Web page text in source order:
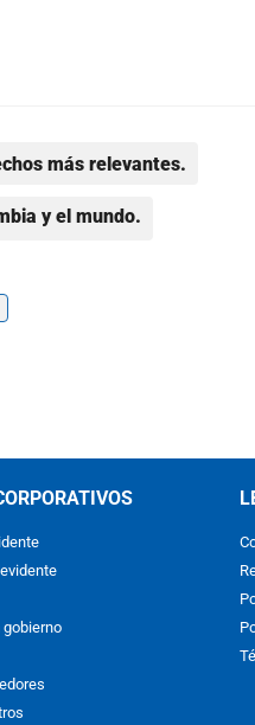
más relevantes.
y el mundo.
gobierno